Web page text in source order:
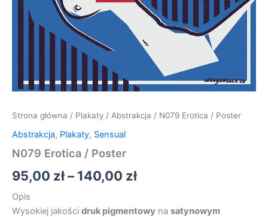
Strona główna / Plakaty / Abstrakcja / N079 Erotica / Poster
Abstrakcja, Plakaty, Sensual
N079 Erotica / Poster
95,00 zł– 140,00 zł
Opis
Wysokiej jakości druk pigmentowy na satynowym